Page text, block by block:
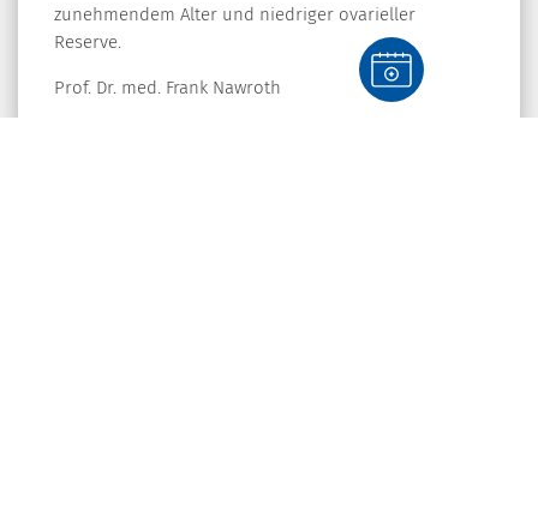
zunehmendem Alter und niedriger ovarieller
Reserve.
Prof. Dr. med. Frank Nawroth